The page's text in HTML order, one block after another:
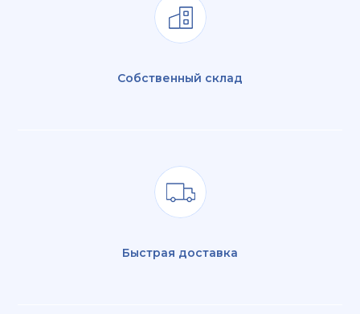
Собственный склад
Быстрая доставка